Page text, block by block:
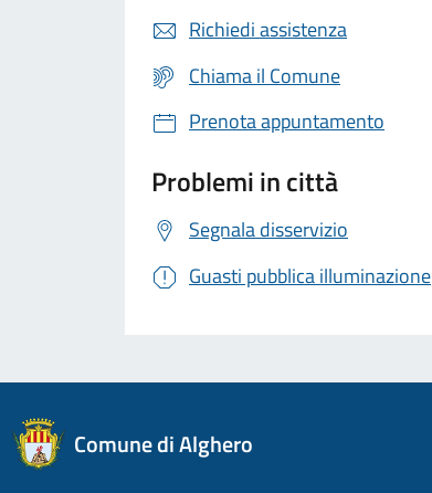
Richiedi assistenza
Chiama il Comune
Prenota appuntamento
Problemi in città
Segnala disservizio
Guasti pubblica illuminazione
Comune di Alghero